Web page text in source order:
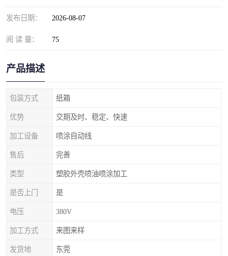
发布日期： 2026-08-07
阅 读 量： 75
产品描述
包装方式 纸箱
优势 交期及时、稳定、快速
加工设备 喷涂自动线
售后 完善
类型 塑胶外壳喷油喷涂加工
是否上门 是
电压 380V
加工方式 来图来样
发货地 东莞